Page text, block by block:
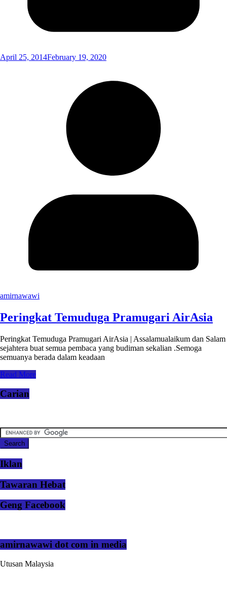
April 25, 2014February 19, 2020
amirnawawi
Peringkat Temuduga Pramugari AirAsia
Peringkat Temuduga Pramugari AirAsia | Assalamualaikum dan Salam
sejahtera buat semua pembaca yang budiman sekalian .Semoga
semuanya berada dalam keadaan
Read More
Carian
Iklan
Tawaran Hebat
Geng Facebook
amirnawawi dot com in media
Utusan Malaysia